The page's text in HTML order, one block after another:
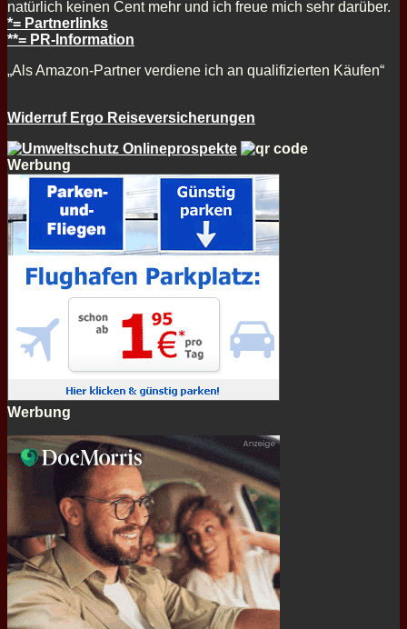
natürlich keinen Cent mehr und ich freue mich sehr darüber.
*= Partnerlinks
**= PR-Information
„Als Amazon-Partner verdiene ich an qualifizierten Käufen“
Widerruf Ergo Reiseversicherungen
Werbung
Werbung